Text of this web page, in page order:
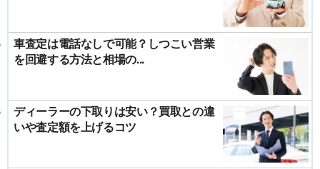
車査定は電話なしで可能？しつこい営業
を回避する方法と相場の...
ディーラーの下取りは安い？買取との違
いや査定額を上げるコツ